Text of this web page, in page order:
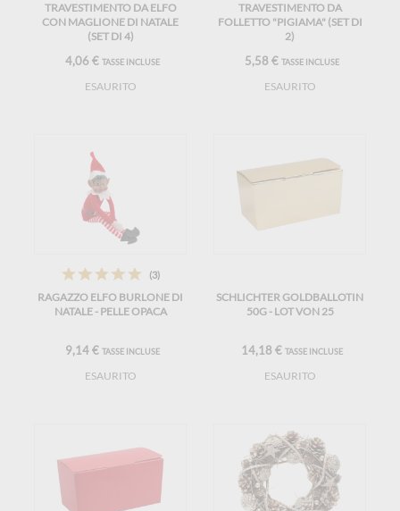
TRAVESTIMENTO DA ELFO
CON MAGLIONE DI NATALE
(SET DI 4)
4,06 € TASSE INCLUSE
ESAURITO
TRAVESTIMENTO DA
FOLLETTO "PIGIAMA" (SET DI
2)
5,58 € TASSE INCLUSE
ESAURITO
(3)
RAGAZZO ELFO BURLONE DI
NATALE - PELLE OPACA
9,14 € TASSE INCLUSE
ESAURITO
SCHLICHTER GOLDBALLOTIN
50G - LOT VON 25
14,18 € TASSE INCLUSE
ESAURITO